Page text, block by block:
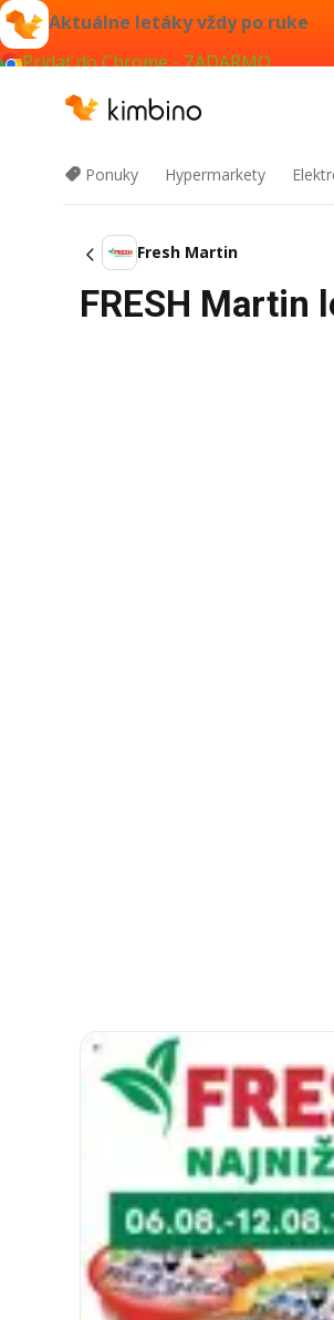
Aktuálne letáky vždy po ruke
Pridať do Chrome - ZADARMO
Ponuky Hypermarkety
Fresh Martin
FRESH Martin